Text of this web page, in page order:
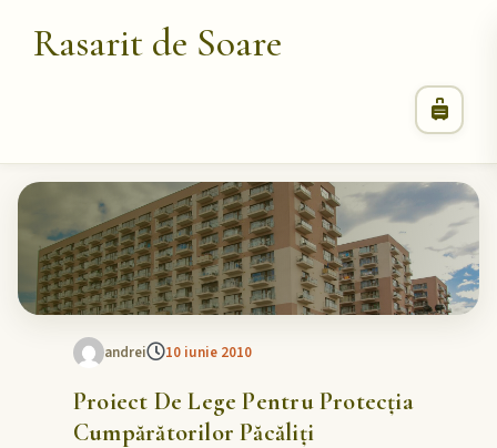
Rasarit de Soare
andrei 10 iunie 2010
Proiect De Lege Pentru Protecția
Cumpărătorilor Păcăliți